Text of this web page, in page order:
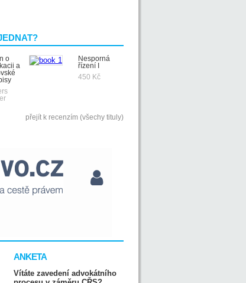
o
a
Nesporná
řízení I
450 Kč
přejít k recenzím (všechy tituly)
ANKETA
Vítáte zavedení advokátního